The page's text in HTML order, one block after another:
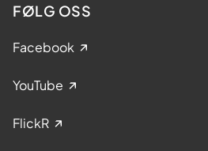
FØLG OSS
Facebook
YouTube
FlickR